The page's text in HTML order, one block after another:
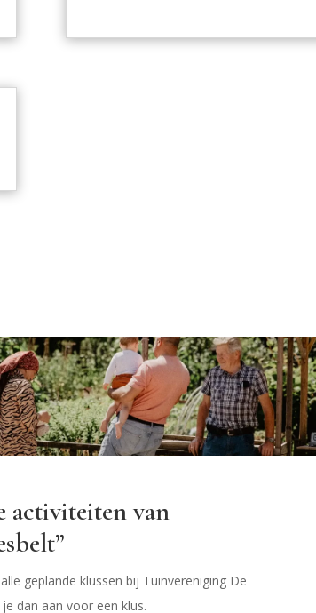
activiteiten van
geplande klussen bij Tuinvereniging De
dan aan voor een klus.